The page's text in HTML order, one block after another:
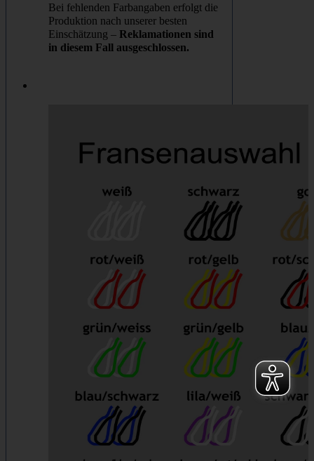
Bei fehlenden Farbangaben erfolgt die
Produktion nach unserer besten
Einschätzung – Reklamationen sind
in diesem Fall ausgeschlossen.